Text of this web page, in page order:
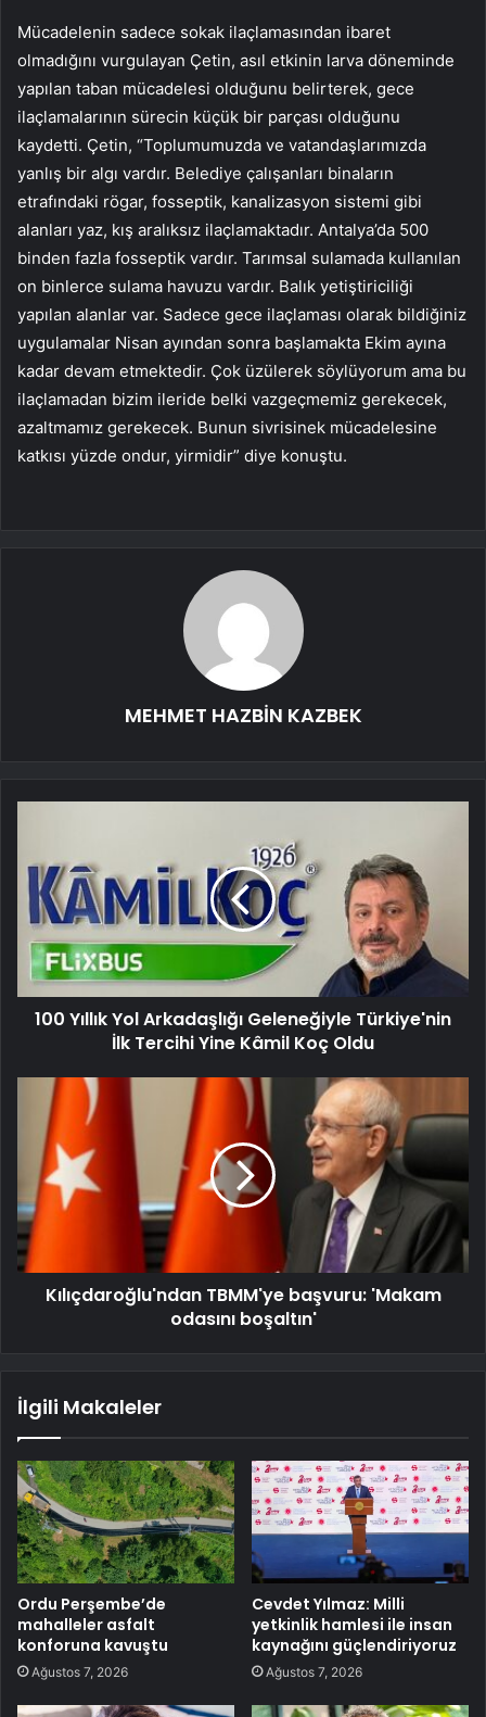
Mücadelenin sadece sokak ilaçlamasından ibaret
olmadığını vurgulayan Çetin, asıl etkinin larva döneminde
yapılan taban mücadelesi olduğunu belirterek, gece
ilaçlamalarının sürecin küçük bir parçası olduğunu
kaydetti. Çetin, “Toplumumuzda ve vatandaşlarımızda
yanlış bir algı vardır. Belediye çalışanları binaların
etrafındaki rögar, fosseptik, kanalizasyon sistemi gibi
alanları yaz, kış aralıksız ilaçlamaktadır. Antalya’da 500
binden fazla fosseptik vardır. Tarımsal sulamada kullanılan
on binlerce sulama havuzu vardır. Balık yetiştiriciliği
yapılan alanlar var. Sadece gece ilaçlaması olarak bildiğiniz
uygulamalar Nisan ayından sonra başlamakta Ekim ayına
kadar devam etmektedir. Çok üzülerek söylüyorum ama bu
ilaçlamadan bizim ileride belki vazgeçmemiz gerekecek,
azaltmamız gerekecek. Bunun sivrisinek mücadelesine
katkısı yüzde ondur, yirmidir” diye konuştu.
MEHMET HAZBİN KAZBEK
100 Yıllık Yol Arkadaşlığı Geleneğiyle Türkiye'nin
İlk Tercihi Yine Kâmil Koç Oldu
Kılıçdaroğlu'ndan TBMM'ye başvuru: 'Makam
odasını boşaltın'
İlgili Makaleler
Ordu Perşembe’de
mahalleler asfalt
konforuna kavuştu
Ağustos 7, 2026
Cevdet Yılmaz: Milli
yetkinlik hamlesi ile insan
kaynağını güçlendiriyoruz
Ağustos 7, 2026